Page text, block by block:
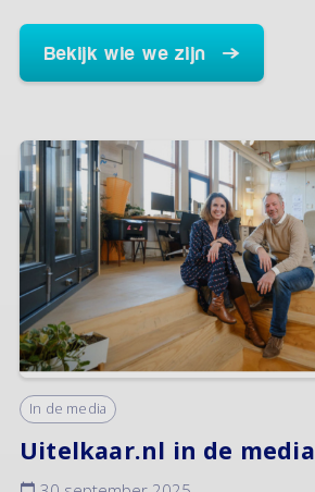
Bekijk wie we zijn
In de media
Uitelkaar.nl in de media